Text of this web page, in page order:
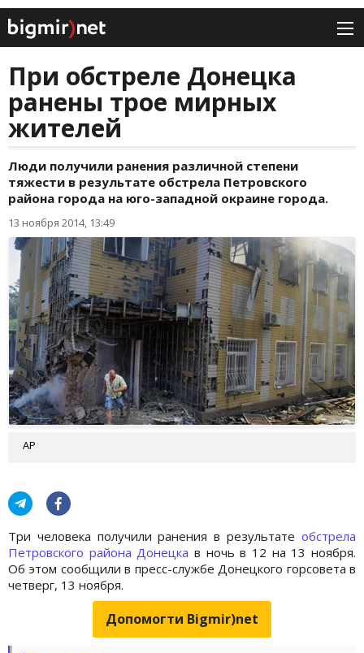
При обстреле Донецка
ранены трое мирных
жителей
Люди получили ранения различной степени
тяжести в результате обстрела Петровского
района города на юго-западной окраине города.
13 ноября 2014, 13:49
AP
Три человека получили ранения в результате обстрела
Петровского района Донецка в ночь в 12 на 13 ноября.
Об этом сообщили в пресс-службе Донецкого горсовета в
четверг, 13 ноября.
Допомогти Bigmir)net